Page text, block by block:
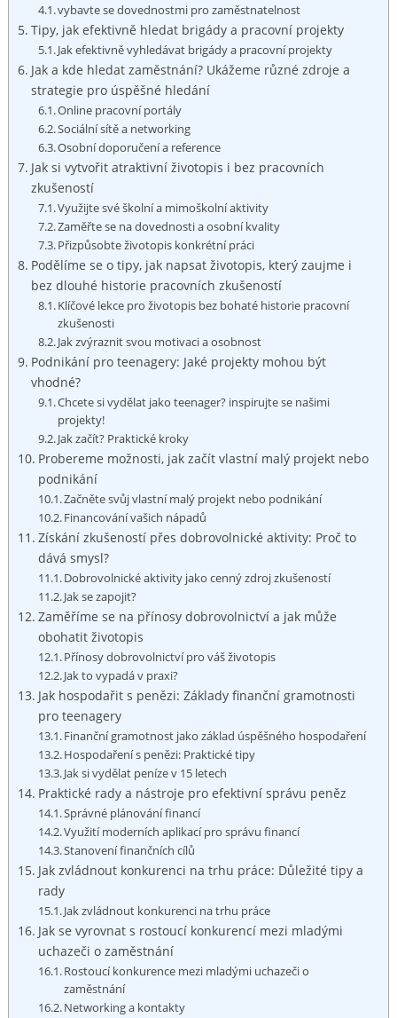
vybavte se dovednostmi pro zaměstnatelnost
Tipy, jak efektivně hledat brigády a pracovní projekty
Jak efektivně vyhledávat brigády a pracovní projekty
Jak a kde hledat zaměstnání? Ukážeme různé zdroje a
strategie pro úspěšné hledání
Online pracovní portály
Sociální sítě a networking
Osobní doporučení a reference
Jak si vytvořit atraktivní životopis i bez pracovních
zkušeností
Využijte své školní a mimoškolní aktivity
Zaměřte se na dovednosti a osobní kvality
Přizpůsobte životopis konkrétní práci
Podělíme se o tipy, jak napsat životopis, který zaujme i
bez dlouhé historie pracovních zkušeností
Klíčové lekce pro životopis bez bohaté historie pracovní
zkušenosti
Jak zvýraznit svou motivaci a osobnost
Podnikání pro teenagery: Jaké projekty mohou být
vhodné?
Chcete si vydělat jako teenager? inspirujte se našimi
projekty!
Jak začít? Praktické kroky
Probereme možnosti, jak začít vlastní malý projekt nebo
podnikání
Začněte svůj vlastní malý projekt nebo podnikání
Financování vašich nápadů
Získání zkušeností přes dobrovolnické aktivity: Proč to
dává smysl?
Dobrovolnické aktivity jako cenný zdroj zkušeností
Jak se zapojit?
Zaměříme se na přínosy dobrovolnictví a jak může
obohatit životopis
Přínosy dobrovolnictví pro váš životopis
Jak to vypadá v praxi?
Jak hospodařit s penězi: Základy finanční gramotnosti
pro teenagery
Finanční gramotnost jako základ úspěšného hospodaření
Hospodaření s penězi: Praktické tipy
Jak si vydělat peníze v 15 letech
Praktické rady a nástroje pro efektivní správu peněz
Správné plánování financí
Využití moderních aplikací pro správu financí
Stanovení finančních cílů
Jak zvládnout konkurenci na trhu práce: Důležité tipy a
rady
Jak zvládnout konkurenci na trhu práce
Jak se vyrovnat s rostoucí konkurencí mezi mladými
uchazeči o zaměstnání
Rostoucí konkurence mezi mladými uchazeči o
zaměstnání
Networking a kontakty